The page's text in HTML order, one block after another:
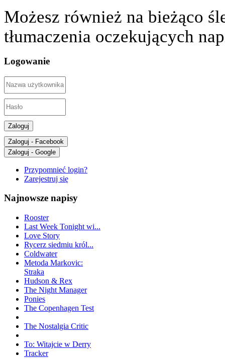
Możesz również na bieżąco
tłumaczenia oczekujących
Logowanie
Zaloguj
Zaloguj - Facebook
Zaloguj - Google
Przypomnieć login?
Zarejestruj się
Najnowsze napisy
Rooster
Last Week Tonight wi...
Love Story
Rycerz siedmiu król...
Coldwater
Metoda Markovic:
Straka
Hudson & Rex
The Night Manager
Ponies
The Copenhagen Test
The Nostalgia Critic
To: Witajcie w Derry
Tracker